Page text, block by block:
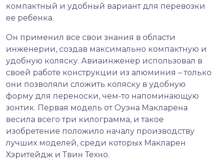
компактный и удобный вариант для перевозки
ее ребенка.
Он применил все свои знания в области
инженерии, создав максимально компактную и
удобную коляску. Авиаинженер использовал в
своей работе конструкции из алюминия – только
они позволяли сложить коляску в удобную
форму для переноски, чем-то напоминающую
зонтик. Первая модель от Оуэна Макларена
весила всего три килограмма, и такое
изобретение положило началу производству
лучших моделей, среди которых Макларен
Хэритейдж и Твин Техно.